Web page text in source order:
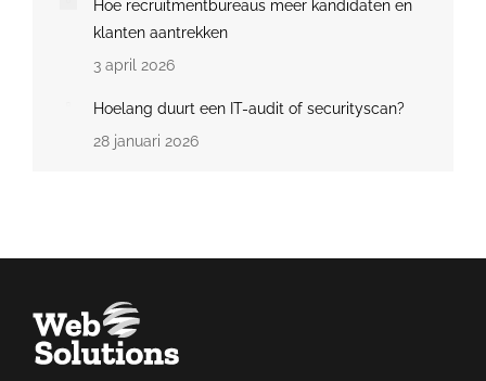
Hoe recruitmentbureaus meer kandidaten en
klanten aantrekken
3 april 2026
Hoelang duurt een IT-audit of securityscan?
28 januari 2026